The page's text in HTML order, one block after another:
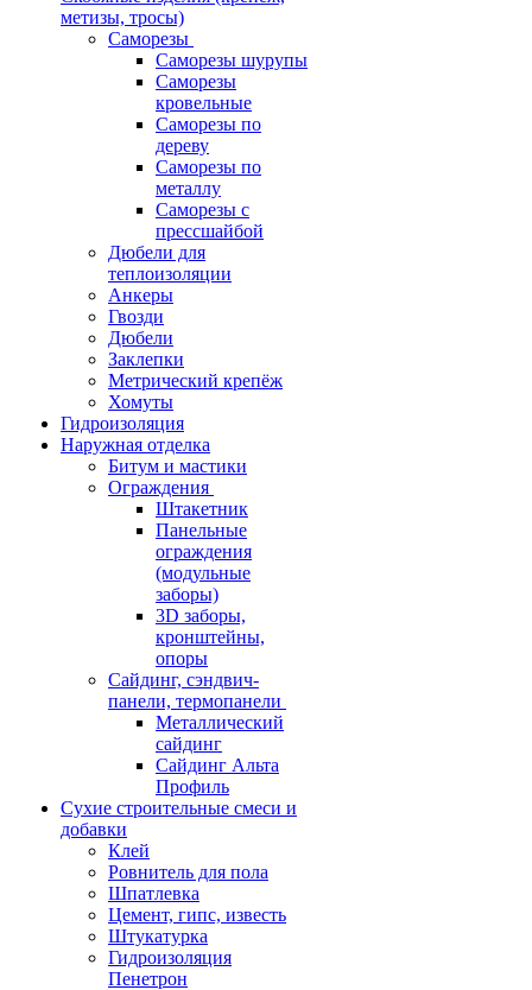
метизы, тросы)
Саморезы
Саморезы шурупы
Саморезы
кровельные
Саморезы по
дереву
Саморезы по
металлу
Саморезы с
прессшайбой
Дюбели для
теплоизоляции
Анкеры
Гвозди
Дюбели
Заклепки
Метрический крепёж
Хомуты
Гидроизоляция
Наружная отделка
Битум и мастики
Ограждения
Штакетник
Панельные
ограждения
(модульные
заборы)
3D заборы,
кронштейны,
опоры
Cайдинг, сэндвич-
панели, термопанели
Металлический
сайдинг
Сайдинг Альта
Профиль
Сухие строительные смеси и
добавки
Клей
Ровнитель для пола
Шпатлевка
Цемент, гипс, известь
Штукатурка
Гидроизоляция
Пенетрон